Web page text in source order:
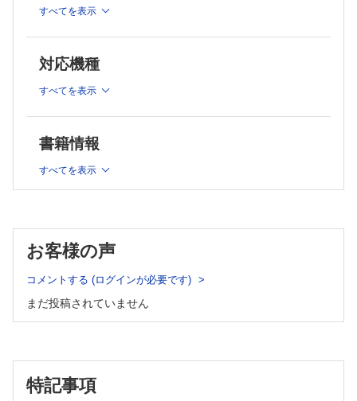
郎］
次］
貴，福澤 薫，加藤幸一郎］
1．ビルドアップライブラリー戦略による天然物創薬加速化への挑戦
3．CBIS法による高感度抗体の作製［鈴木裕之，金子美華，加藤幸成］
4．タンパク質間相互作用阻害を標的とした創薬モダリティ［伊藤幸
裕，高田悠里，山下泰信，鈴木孝禎］
5．生体内ATP動態イメージング技術を用いた創薬研究［的場直輝，山
本正道］
［香月加奈子，小林カオル，平向洋介，香月康宏］
1．ヒット探索の強化に向けたDNA-encoded libraryプラットフォーム
助］
2．All Japan化合物ライブラリ構築に向けた取り組み―J-PUBLIC日本
パブリックライブラリコンソーシアム［二川原充啓，三原久史］
第5章 アカデミア創薬の成功事例
1．基礎研究から臨床試験までサポートするワンストップ創薬拠点の構
築［奥野友紀子，萩原正敏］
第1章 最新の疾患標的分子の探索・評価技術
2．プロテオミクスにより得られる多面的なタンパク質情報
［大槻純男］
3．創薬研究を加速する空間オミクス技術［落合 博，大川恭
永浩子，細川正人，和泉自泰，村松知成，福永津嵩，浜田道
昭，馬場健史，竹山春子］
5．clickable光親和性標識プローブを用いた標的分子同定［丹
性および安全性の評価法の開発［橋本芳樹，前田和哉，楠原
洋之］
8．慢性腎臓病モデルマウスを対象とした合併症治療戦略：分
新的進歩［牧野文信，藤田純三，宮田知子，難波啓一］
2．クライオ電子顕微鏡法により加速する東北大学の創薬研究
［七谷 圭，小柴生造，山本雅之］
すべてを表示
対応機種
すべてを表示
書籍情報
すべてを表示
お客様の声
コメントする (ログインが必要です)
まだ投稿されていません
特記事項